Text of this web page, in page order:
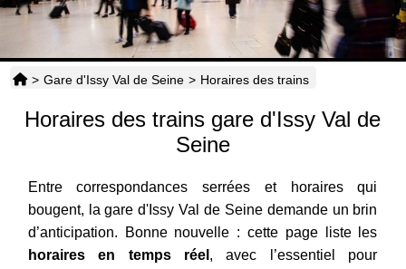
Hôtels
Horaires
> Gare d'Issy Val de Seine > Horaires des trains
Horaires des trains gare d'Issy Val de
Seine
Entre correspondances serrées et horaires qui
bougent, la gare d'Issy Val de Seine demande un brin
d’anticipation. Bonne nouvelle : cette page liste les
horaires en temps réel , avec l’essentiel pour